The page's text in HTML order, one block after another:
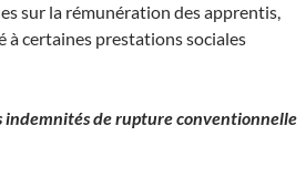
sur la rémunération des apprentis,
certaines prestations sociales
de rupture conventionnelle